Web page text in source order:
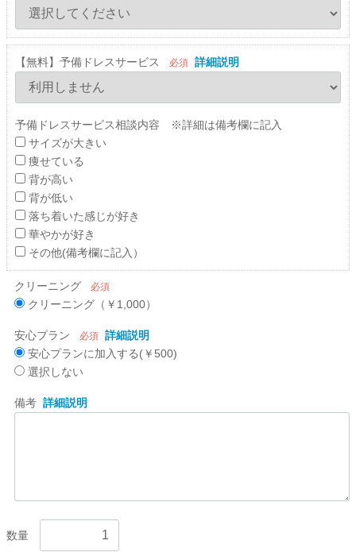
【無料】予備ドレスサービス 必須 詳細説明
予備ドレスサービス相談内容 ※詳細は備考欄に記入
サイズが大きい
痩せている
背が高い
背が低い
落ち着いた感じが好き
華やかが好き
その他(備考欄に記入）
クリーニング 必須
クリーニング（￥1,000）
安心プラン 必須 詳細説明
安心プランに加入する(￥500)
選択しない
備考 詳細説明
数量